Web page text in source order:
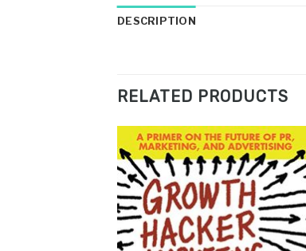
DESCRIPTION
RELATED PRODUCTS